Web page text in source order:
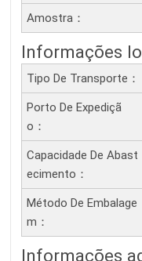
Amostra：
Informações
Tipo De Transporte：
Porto De Expediçã
O：
Capacidade De Abast
Ecimento：
Método De Embalage
M：
Informações